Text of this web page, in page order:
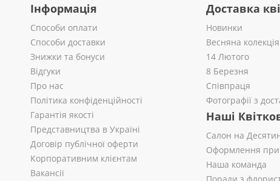
Інформація
Способи оплати
Способи доставки
Знижки та бонуси
Відгуки
Про нас
Політика конфіденційності
Гарантія якості
Представництва в Україні
Договір публічної оферти
Корпоративним клієнтам
Вакансії
Доставка
Новинки
Весняна колекція
14 Лютого
8 Березня
Співпраця
Фотографії з
Наші
Салон на
Оформлення
Наша команда